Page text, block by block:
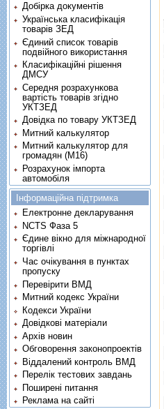
Добірка документів
Українська класифікація
товарів ЗЕД
Єдиний список товарів
подвійного використання
Класифікаційні рішення
ДМСУ
Середня розрахункова
вартість товарів згідно
УКТЗЕД
Довідка по товару УКТЗЕД
Митний калькулятор
Митний калькулятор для
громадян (М16)
Розрахунок імпорта
автомобіля
Інформаційна підтримка
Електронне декларування
NCTS Фаза 5
Єдине вікно для міжнародної
торгівлі
Час очікування в пунктах
пропуску
Перевірити ВМД
Митний кодекс України
Кодекси України
Довідкові матеріали
Архів новин
Обговорення законопроектів
Віддалений контроль ВМД
Перелік тестових завдань
Поширені питання
Реклама на сайті